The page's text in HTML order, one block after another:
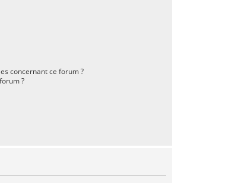
concernant ce forum ?
?